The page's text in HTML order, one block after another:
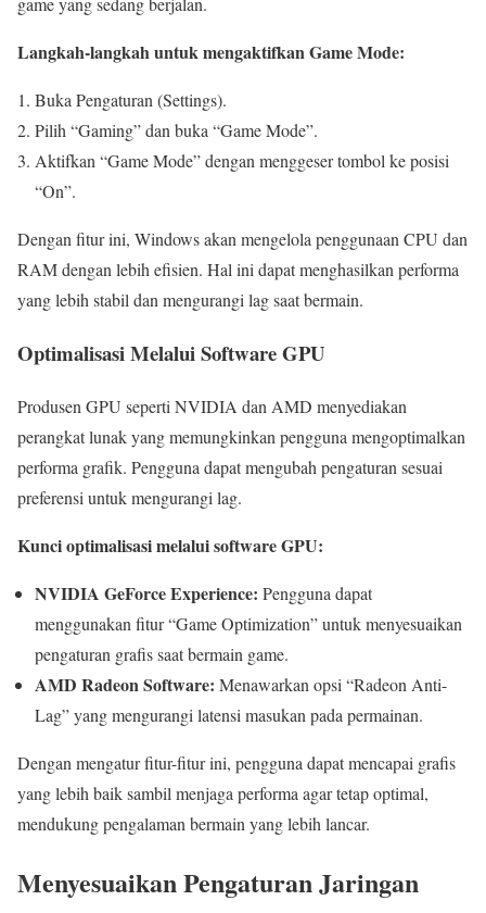
Langkah-langkah untuk mengaktifkan Game Mode:
Buka Pengaturan (Settings).
Pilih “Gaming” dan buka “Game Mode”.
Aktifkan “Game Mode” dengan menggeser tombol ke posisi
“On”.
Dengan fitur ini, Windows akan mengelola penggunaan CPU dan
RAM dengan lebih efisien. Hal ini dapat menghasilkan performa
yang lebih stabil dan mengurangi lag saat bermain.
Optimalisasi Melalui Software GPU
Produsen GPU seperti NVIDIA dan AMD menyediakan
perangkat lunak yang memungkinkan pengguna mengoptimalkan
performa grafik. Pengguna dapat mengubah pengaturan sesuai
preferensi untuk mengurangi lag.
Kunci optimalisasi melalui software GPU:
NVIDIA GeForce Experience: Pengguna dapat
menggunakan fitur “Game Optimization” untuk menyesuaikan
pengaturan grafis saat bermain game.
AMD Radeon Software: Menawarkan opsi “Radeon Anti-
Lag” yang mengurangi latensi masukan pada permainan.
Dengan mengatur fitur-fitur ini, pengguna dapat mencapai grafis
yang lebih baik sambil menjaga performa agar tetap optimal,
mendukung pengalaman bermain yang lebih lancar.
Menyesuaikan Pengaturan Jaringan